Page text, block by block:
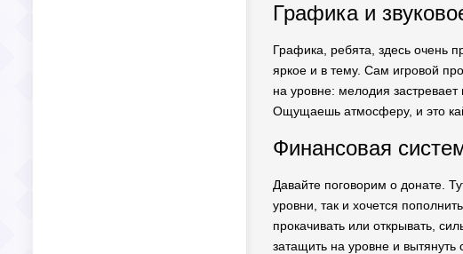
Графика и
Графика, ребята, здесь очень
яркое и в тему. Сам игровой
на уровне: мелодия
Ощущаешь атмосферу, и это
Финансовая
Давайте поговорим о донате.
уровни, так и хочется
прокачивать или открывать,
затащить на уровне и